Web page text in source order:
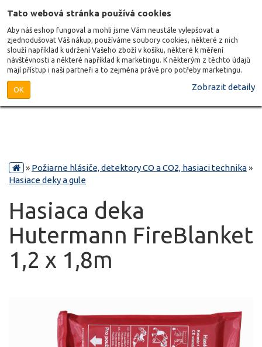
Tato webová stránka používá cookies
Aby náš eshop fungoval a mohli jsme Vám neustále vylepšovat a
zjednodušovat Váš nákup, používáme soubory cookies, některé z nich
slouží například k udržení Vašeho zboží v košíku, některé k měření
návštěvnosti a některé například k marketingu. K některým z těchto údajů
mají přístup i naši partneři a to zejména právě pro potřeby marketingu.
OK Zobrazit detaily
» Požiarne hlásiče, detektory CO a CO2, hasiaci technika»
Hasiace deky a gule
Hasiaca deka
Hutermann FireBlanket
1,2 x 1,8m